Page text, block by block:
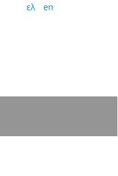
ελ en